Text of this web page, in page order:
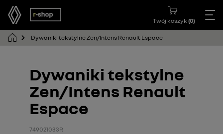
Twój koszyk (0)
Dywaniki tekstylne Zen/Intens Renault Espace
Dywaniki tekstylne
Zen/Intens Renault
Espace
749021033R